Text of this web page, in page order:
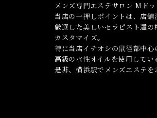
メンズ専門エステサロン Mド
当店の一押しポイントは、店
厳選した美しいセラピスト達
カスタマイズ。
特に当店イチオシの鼠径部中
高級の水性オイルを使用して
是非、横浜駅でメンズエステ